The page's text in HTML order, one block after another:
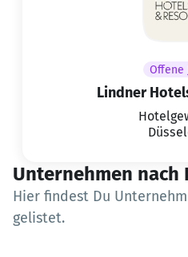
Offene
Lindner
Unternehmen nach
Hier findest Du
gelistet.